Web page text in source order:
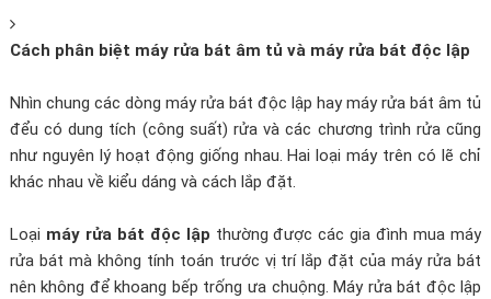
Cách phân biệt máy rửa bát âm tủ và máy rửa bát độc lập
Nhìn chung các dòng máy rửa bát độc lập hay máy rửa bát âm tủ
đểu có dung tích (công suất) rửa và các chương trình rửa cũng
như nguyên lý hoạt động giống nhau. Hai loại máy trên có lẽ chỉ
khác nhau về kiểu dáng và cách lắp đặt.
Loại máy rửa bát độc lập thường được các gia đình mua máy
rửa bát mà không tính toán trước vị trí lắp đặt của máy rửa bát
nên không để khoang bếp trống ưa chuộng. Máy rửa bát độc lập